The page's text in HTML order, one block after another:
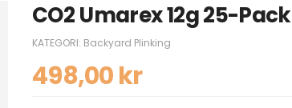
CO2 Umarex 12g 25-Pack
KATEGORI: Backyard Plinking
498,00kr